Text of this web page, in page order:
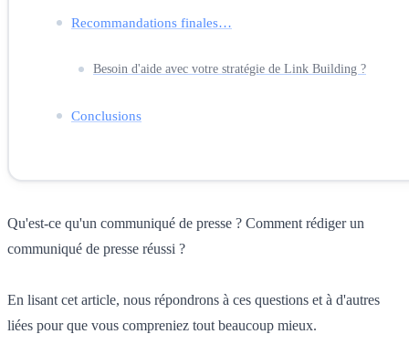
Recommandations finales…
Besoin d'aide avec votre stratégie de Link Building ?
Conclusions
Qu'est-ce qu'un communiqué de presse ? Comment rédiger un
communiqué de presse réussi ?
En lisant cet article, nous répondrons à ces questions et à d'autres
liées pour que vous compreniez tout beaucoup mieux.